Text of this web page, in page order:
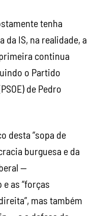
tenha
IS, na realidade, a
continua
o Partido
de Pedro
desta “sopa de
burguesa e da
—
as “forças
mas também